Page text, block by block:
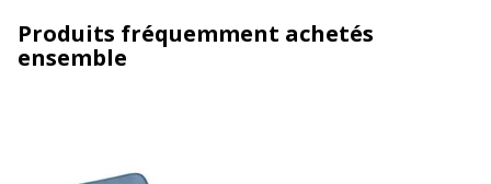
Produits fréquemment achetés
ensemble